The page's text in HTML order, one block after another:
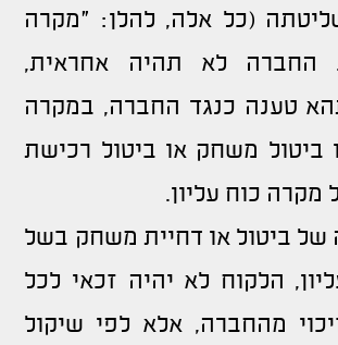
(כל אלה, להלן: "מקרה
החברה לא תהיה אחראית,
טענה כנגד החברה, במקרה
ביטול משחק או ביטול רכישת
מקרה כוח עליון.
של ביטול או דחיית משחק בשל
הלקוח לא יהיה זכאי לכל
מהחברה, אלא לפי שיקול